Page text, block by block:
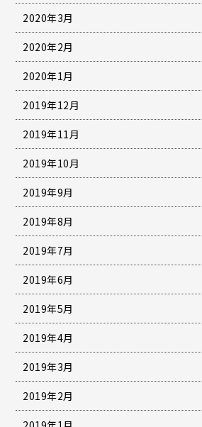
2020年3月
2020年2月
2020年1月
2019年12月
2019年11月
2019年10月
2019年9月
2019年8月
2019年7月
2019年6月
2019年5月
2019年4月
2019年3月
2019年2月